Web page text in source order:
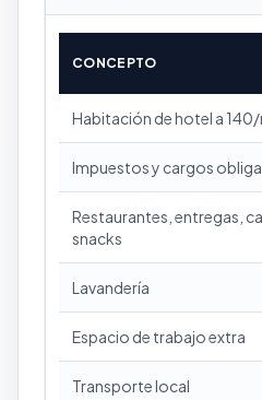
CONCEPTO
Habitación de hotel a
Impuestos y cargos
Restaurantes, entregas,
snacks
Lavandería
Espacio de trabajo extra
Transporte local